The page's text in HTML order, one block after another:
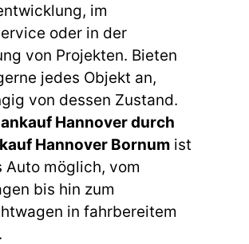
im
oder in der
von Projekten. Bieten
jedes Objekt an,
von dessen Zustand.
Hannover durch
Hannover Bornum ist
Auto möglich, vom
bis hin zum
in fahrbereitem